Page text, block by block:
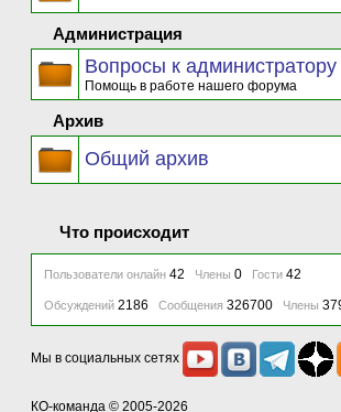
Администрация
Вопросы к
Помощь в работе нашего форума
Архив
Общий архив
Что происходит
Пользователи онлайн 42 Члены 0 Гости 42
Обсуждений 2186 Сообщения 326700 Члены
Мы в социальных сетях
КО-команда © 2005-2026